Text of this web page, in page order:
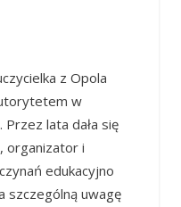
z Opola
w
lata dała się
organizator i
edukacyjno
szczególną uwagę